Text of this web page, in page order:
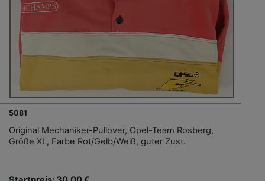
5081
Original Mechaniker-Pullover, Opel-Team Rosberg,
Größe XL, Farbe Rot/Gelb/Weiß, guter Zust.